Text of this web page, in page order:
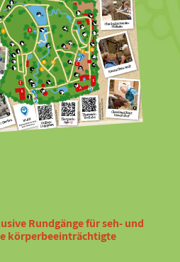
Rundgänge für seh- und
körperbeeinträchtigte